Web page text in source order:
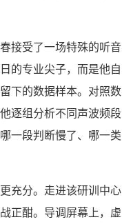
接受了一场特殊的听音
的专业尖子，而是他自
下的数据样本。对照数
逐组分析不同声波频段
一段判断慢了、哪一类
充分。走进该研训中心
正酣。导调屏幕上，虚